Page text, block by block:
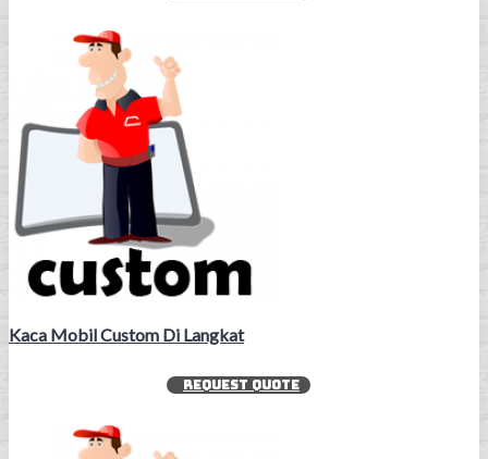
Kaca Mobil Custom Di Langkat
REQUEST QUOTE